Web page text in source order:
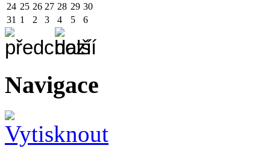
24 25 26 27 28 29 30
31 1 2 3 4 5 6
Navigace